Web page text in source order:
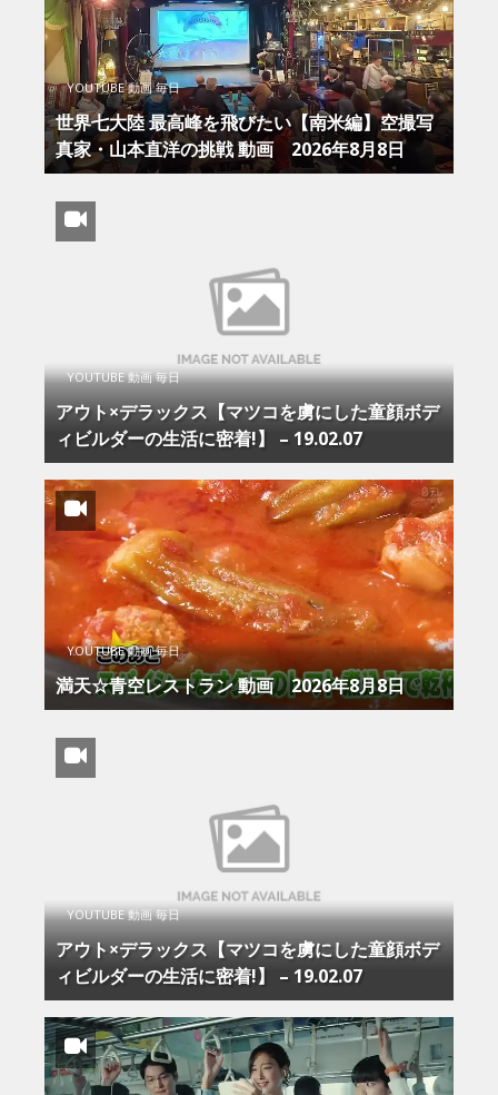
YOUTUBE 動画 毎日
世界七大陸 最高峰を飛びたい【南米編】空撮写
真家・山本直洋の挑戦 動画 2026年8月8日
YOUTUBE 動画 毎日
アウト×デラックス【マツコを虜にした童顔ボデ
ィビルダーの生活に密着!】 – 19.02.07
YOUTUBE 動画 毎日
満天☆青空レストラン 動画 2026年8月8日
YOUTUBE 動画 毎日
アウト×デラックス【マツコを虜にした童顔ボデ
ィビルダーの生活に密着!】 – 19.02.07